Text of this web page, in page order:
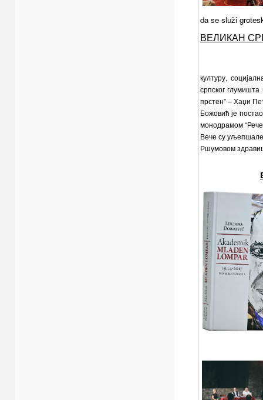
da se služi
ВЕЛИКАН
културу,
српског
прстен” – Хаџи
Божовић је
монодрамом
Вече су
Ршумовом